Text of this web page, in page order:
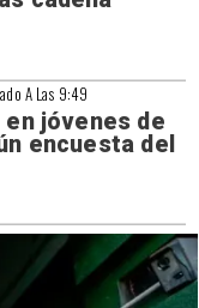
A Las 9:49
jóvenes de
encuesta del